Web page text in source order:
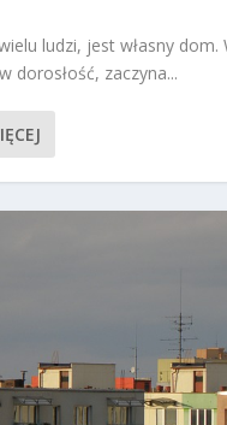
ludzi, jest własny dom.
dorosłość, zaczyna...